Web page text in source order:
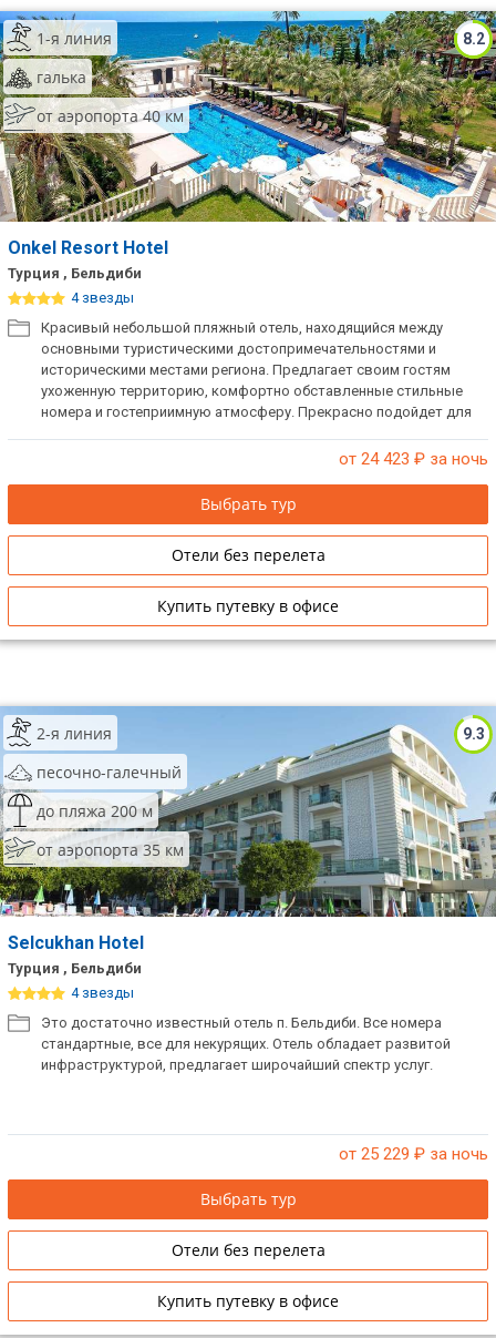
8.2
1-я линия
галька
от аэропорта 40 км
Onkel Resort Hotel
Турция , Бельдиби
4 звезды
Красивый небольшой пляжный отель, находящийся между
основными туристическими достопримечательностями и
историческими местами региона. Предлагает своим гостям
ухоженную территорию, комфортно обставленные стильные
номера и гостеприимную атмосферу. Прекрасно подойдет для
от 24 423 ₽ за ночь
Выбрать тур
Отели без перелета
Купить путевку в офисе
9.3
2-я линия
песочно-галечный
до пляжа 200 м
от аэропорта 35 км
Selcukhan Hotel
Турция , Бельдиби
4 звезды
Это достаточно известный отель п. Бельдиби. Все номера
стандартные, все для некурящих. Отель обладает развитой
инфраструктурой, предлагает широчайший спектр услуг.
от 25 229 ₽ за ночь
Выбрать тур
Отели без перелета
Купить путевку в офисе